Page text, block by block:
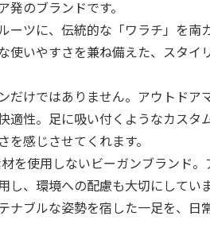
のブランドです。
ーツに、伝統的な「ワラチ」を南
使いやすさを兼ね備えた、スタイ
けではありません。アウトドア
性。足に吸い付くようなカスタ
感じさせてくれます。
を使用しないビーガンブランド
、環境への配慮も大切にしていま
ナブルな姿勢を宿した一足を、日